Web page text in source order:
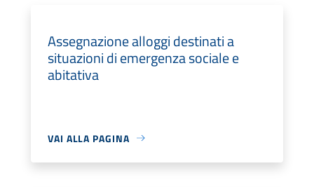
Assegnazione alloggi destinati a
situazioni di emergenza sociale e
abitativa
VAI ALLA PAGINA